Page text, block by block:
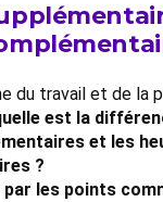
du travail et de la
est la
et les
?
par les points